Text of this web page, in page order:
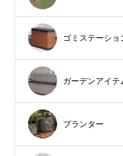
ゴミステーショ
ガーデンアイテ
プランター